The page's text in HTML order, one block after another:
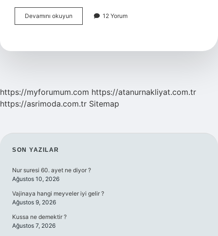
Devamını okuyun
Üreme
Görülür
12 Yorum
https://myforumum.com https://atanurnakliyat.com.tr
https://asrimoda.com.tr Sitemap
SIDEBAR
SON YAZILAR
Nur suresi 60. ayet ne diyor ?
Ağustos 10, 2026
Vajinaya hangi meyveler iyi gelir ?
Ağustos 9, 2026
Kussa ne demektir ?
Ağustos 7, 2026